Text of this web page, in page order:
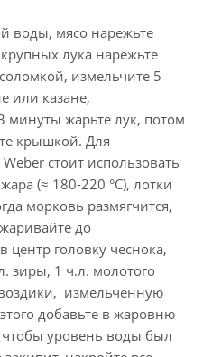
воды, мясо нарежьте
лука нарежьте
измельчите 5
или казане,
минуты жарьте лук, потом
крышкой. Для
стоит использовать
(≈ 180-220 °C), лотки
морковь размягчится,
до
центр головку чеснока,
зиры, 1 ч.л. молотого
измельченную
добавьте в жаровню
чтобы уровень воды был